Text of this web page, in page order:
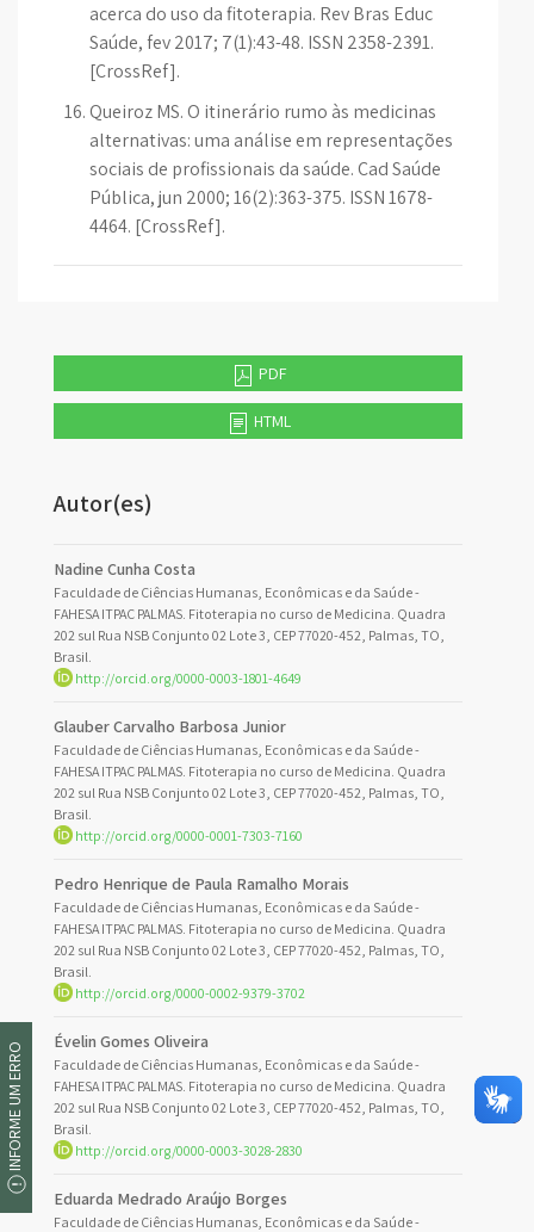
acerca do uso da fitoterapia. Rev Bras Educ
Saúde, fev 2017; 7(1):43-48. ISSN 2358-2391.
[CrossRef].
Queiroz MS. O itinerário rumo às medicinas
alternativas: uma análise em representações
sociais de profissionais da saúde. Cad Saúde
Pública, jun 2000; 16(2):363-375. ISSN 1678-
4464. [CrossRef].
PDF
HTML
Autor(es)
Nadine Cunha Costa
Faculdade de Ciências Humanas, Econômicas e da Saúde -
FAHESA ITPAC PALMAS. Fitoterapia no curso de Medicina. Quadra
202 sul Rua NSB Conjunto 02 Lote 3, CEP 77020-452, Palmas, TO,
Brasil.
http://orcid.org/0000-0003-1801-4649
Glauber Carvalho Barbosa Junior
Faculdade de Ciências Humanas, Econômicas e da Saúde -
FAHESA ITPAC PALMAS. Fitoterapia no curso de Medicina. Quadra
202 sul Rua NSB Conjunto 02 Lote 3, CEP 77020-452, Palmas, TO,
Brasil.
http://orcid.org/0000-0001-7303-7160
Pedro Henrique de Paula Ramalho Morais
Faculdade de Ciências Humanas, Econômicas e da Saúde -
FAHESA ITPAC PALMAS. Fitoterapia no curso de Medicina. Quadra
202 sul Rua NSB Conjunto 02 Lote 3, CEP 77020-452, Palmas, TO,
Brasil.
http://orcid.org/0000-0002-9379-3702
Évelin Gomes Oliveira
Faculdade de Ciências Humanas, Econômicas e da Saúde -
FAHESA ITPAC PALMAS. Fitoterapia no curso de Medicina. Quadra
202 sul Rua NSB Conjunto 02 Lote 3, CEP 77020-452, Palmas, TO,
Brasil.
http://orcid.org/0000-0003-3028-2830
Eduarda Medrado Araújo Borges
Faculdade de Ciências Humanas, Econômicas e da Saúde -
INFORME UM ERRO